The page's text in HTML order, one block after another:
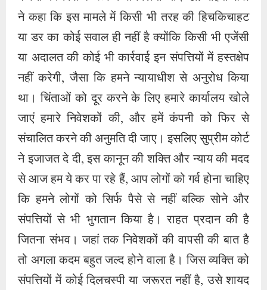
ने कहा कि इस मामले में किसी भी तरह की हिचकिचाहट
या डर का कोई सवाल ही नहीं है क्योंकि किसी भी एजेंसी
या अदालत की कोई भी कार्रवाई इन संपत्तियों में हस्तक्षेप
नहीं करेगी, जैसा कि हमने न्यायाधीश से अनुरोध किया
था। चिंताओं को दूर करने के लिए हमारे कार्यालय खोले
जाएं हमारे निवेशकों की, और हमें कंपनी को फिर से
संचालित करने की अनुमति दी जाए। इसलिए सुप्रीम कोर्ट
ने इजाजत दे दी, इस कानून की शक्ति और न्याय की मदद
से आज हम ये कर पा रहे हैं, आप लोगों को गर्व होना चाहिए
कि हमने लोगों को सिर्फ पैसे से नहीं बल्कि सोने और
संपत्तियों से भी भुगतान किया है। राहत प्रदान की है
जितना संभव। जहां तक ​​निवेशकों की वापसी की बात है
तो अगला कदम बहुत जल्द होने वाला है। जिस व्यक्ति को
संपत्तियों में कोई दिलचस्पी या जरूरत नहीं है, उसे शायद